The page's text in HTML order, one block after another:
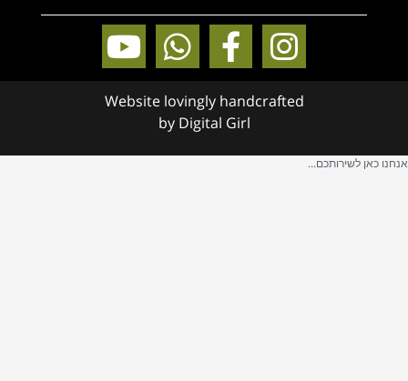
Website lovingly handcrafted
by Digital Girl
אנחנו כאן לשירותכם...